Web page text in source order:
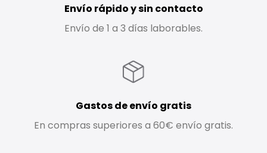
Envío rápido y sin contacto
Envío de 1 a 3 días laborables.
Gastos de envío gratis
En compras superiores a 60€ envío gratis.